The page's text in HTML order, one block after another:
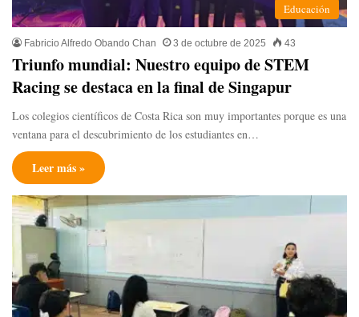
Educación
Fabricio Alfredo Obando Chan 3 de octubre de 2025 43
Triunfo mundial: Nuestro equipo de STEM
Racing se destaca en la final de Singapur
Los colegios científicos de Costa Rica son muy importantes porque es una
ventana para el descubrimiento de los estudiantes en…
Leer más »